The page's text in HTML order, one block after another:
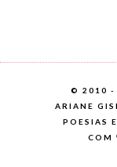
© 2010 -
ARIANE
POESIAS
COM